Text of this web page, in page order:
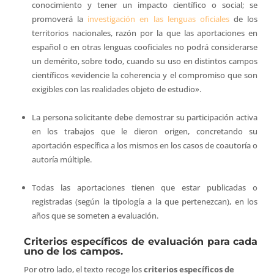
conocimiento y tener un impacto científico o social; se
promoverá la investigación en las lenguas oficialesde los
territorios nacionales, razón por la que las aportaciones en
español o en otras lenguas cooficiales no podrá considerarse
un demérito, sobre todo, cuando su uso en distintos campos
científicos «evidencie la coherencia y el compromiso que son
exigibles con las realidades objeto de estudio».
La persona solicitante debe demostrar su participación activa
en los trabajos que le dieron origen, concretando su
aportación específica a los mismos en los casos de coautoría o
autoría múltiple.
Todas las aportaciones tienen que estar publicadas o
registradas (según la tipología a la que pertenezcan), en los
años que se someten a evaluación.
Criterios específicos de evaluación para cada
uno de los campos.
Por otro lado, el texto recoge loscriterios específicos de